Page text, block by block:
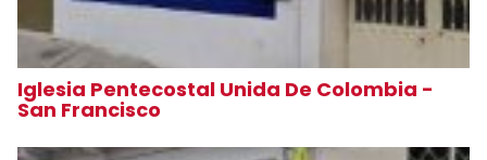
Iglesia Pentecostal Unida De Colombia -
San Francisco